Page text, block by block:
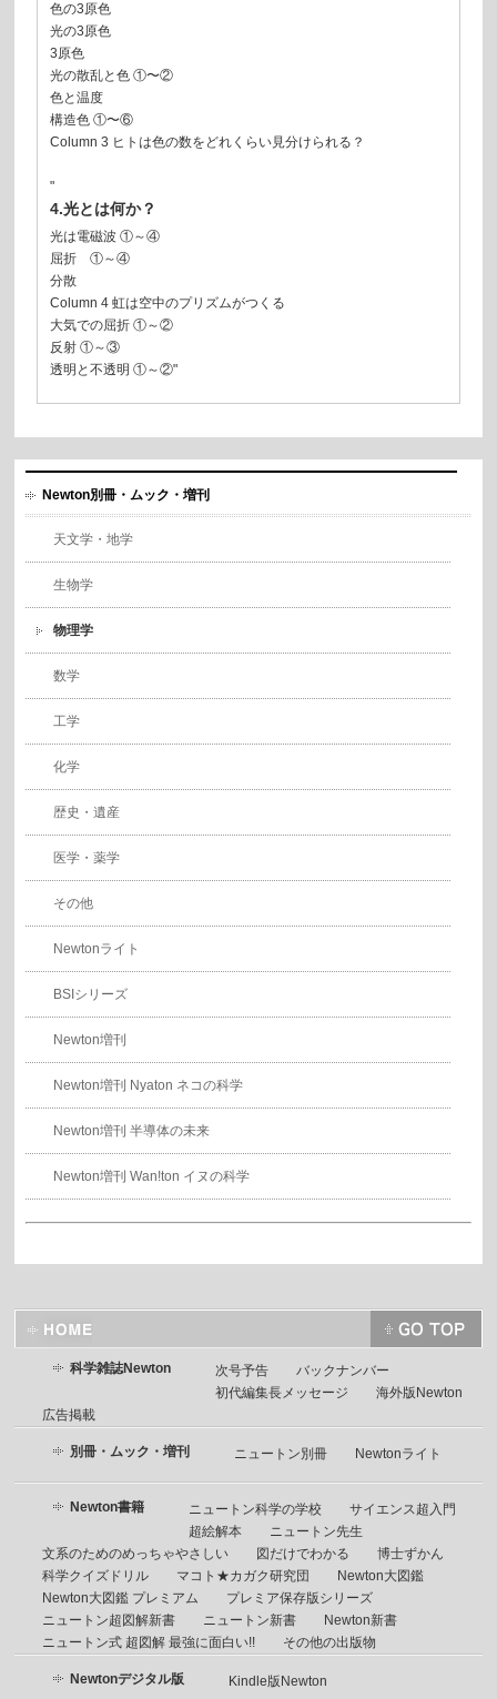
色の3原色
光の3原色
3原色
光の散乱と色 ①〜②
色と温度
構造色 ①〜⑥
Column 3 ヒトは色の数をどれくらい見分けられる？
"
4.光とは何か？
光は電磁波 ①～④
屈折 ①～④
分散
Column 4 虹は空中のプリズムがつくる
大気での屈折 ①～②
反射 ①～③
透明と不透明 ①～②"
Newton別冊・ムック・増刊
天文学・地学
生物学
物理学
数学
工学
化学
歴史・遺産
医学・薬学
その他
Newtonライト
BSIシリーズ
Newton増刊
Newton増刊 Nyaton ネコの科学
Newton増刊 半導体の未来
Newton増刊 Wan!ton イヌの科学
科学雑誌Newton 次号予告
バックナンバー
初代編集長メッセージ
海外版Newton
広告掲載
別冊・ムック・増刊 ニュートン別冊 Newtonライト
Newton書籍 ニュートン科学の学校
サイエンス超入門
超絵解本
ニュートン先生
文系のためのめっちゃやさしい
図だけでわかる
博士ずかん
科学クイズドリル
マコト★カガク研究団
Newton大図鑑
Newton大図鑑 プレミアム
プレミア保存版シリーズ
ニュートン超図解新書
ニュートン新書
Newton新書
ニュートン式 超図解 最強に面白い!!
その他の出版物
Newtonデジタル版 Kindle版Newton